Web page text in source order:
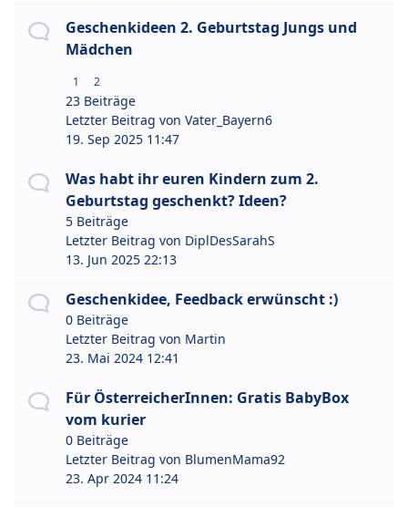
Geschenkideen 2. Geburtstag Jungs und
Mädchen
1 2
23 Beiträge
Letzter Beitrag von Vater_Bayern6
19. Sep 2025 11:47
Was habt ihr euren Kindern zum 2.
Geburtstag geschenkt? Ideen?
5 Beiträge
Letzter Beitrag von DiplDesSarahS
13. Jun 2025 22:13
Geschenkidee, Feedback erwünscht :)
0 Beiträge
Letzter Beitrag von Martin
23. Mai 2024 12:41
Für ÖsterreicherInnen: Gratis BabyBox
vom kurier
0 Beiträge
Letzter Beitrag von BlumenMama92
23. Apr 2024 11:24